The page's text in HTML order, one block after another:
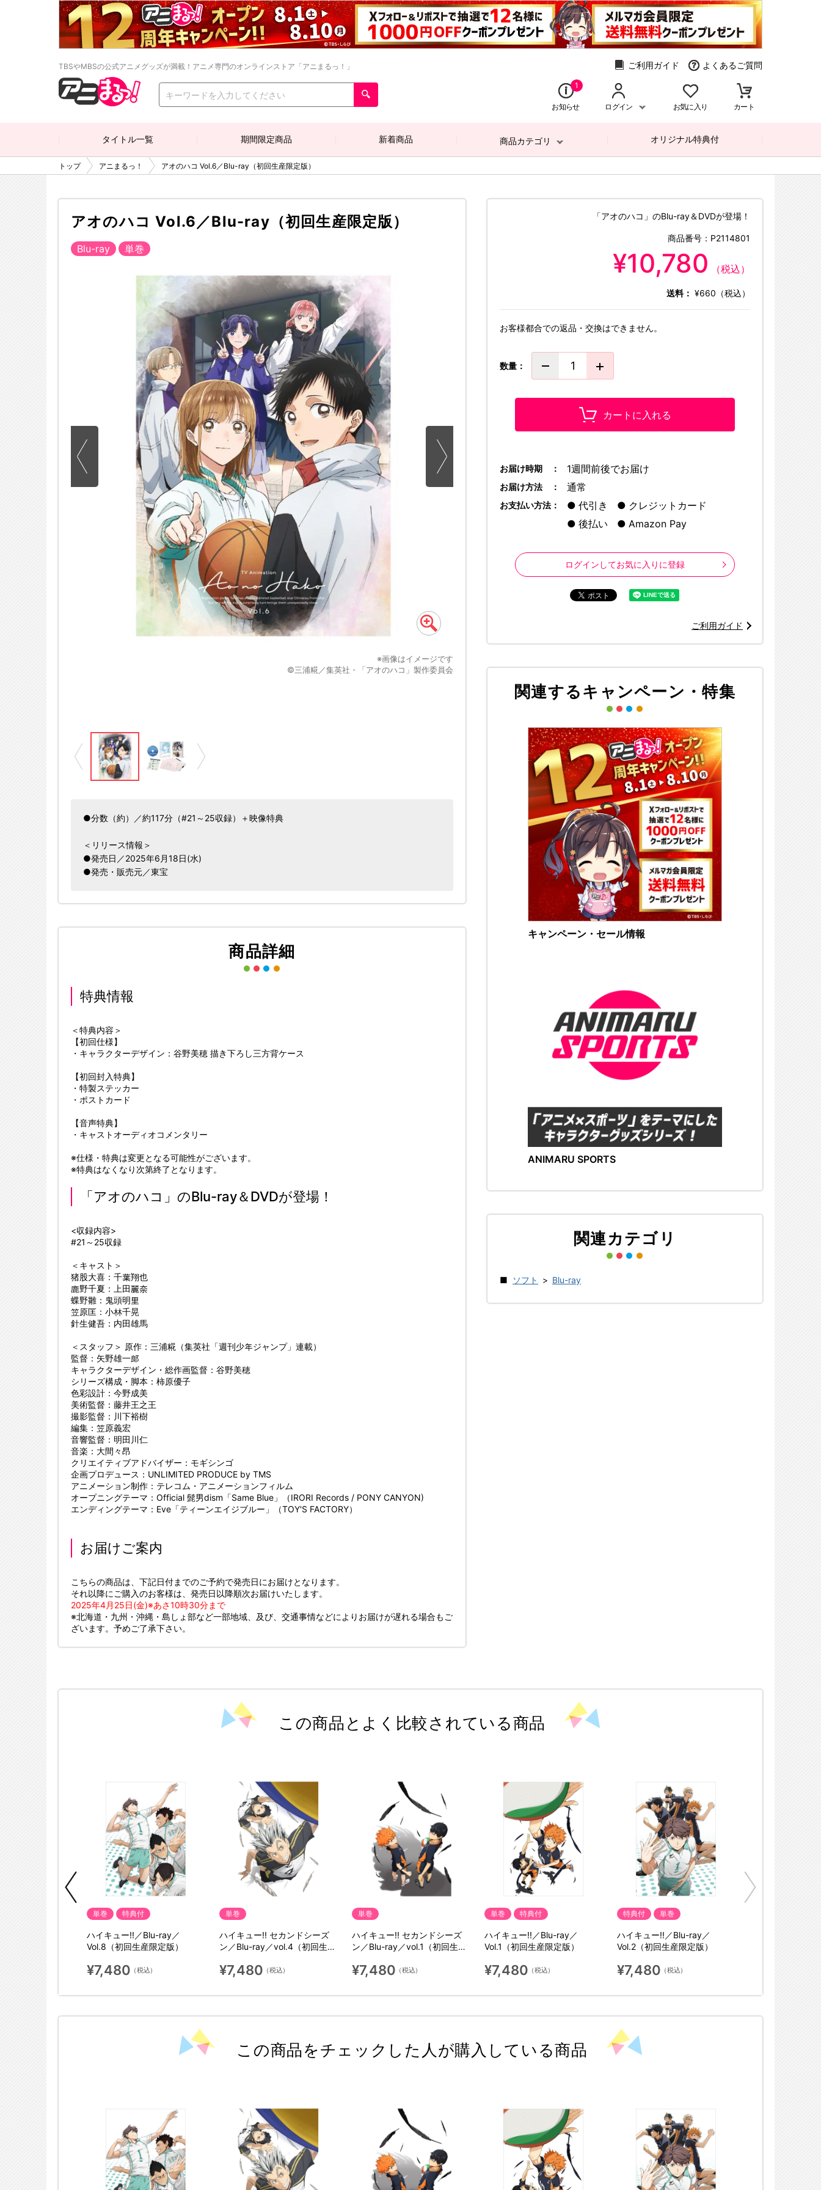
TBSやMBSの公式アニメグッズが満載！アニメ専門のオンラインストア「アニまるっ！」 ご利用ガイド よくあるご質問
1
お知らせ ログイン お気に入り カート
タイトル一覧 期間限定商品 新着商品 商品カテゴリ オリジナル特典付
トップ アニまるっ！ アオのハコ Vol.6／Blu-ray（初回生産限定版）
アオのハコ Vol.6／Blu-ray（初回生産限定版）
Blu-ray 単巻
※画像はイメージです
©三浦糀／集英社・「アオのハコ」製作委員会
©三浦糀／集英社・「アオのハコ」製作
●分数（約）／約117分（#21～25収録）＋映像特典
＜リリース情報＞
●発売日／2025年6月18日(水)
●発売・販売元／東宝
商品詳細
特典情報
＜特典内容＞
【初回仕様】
・キャラクターデザイン：谷野美穂 描き下ろし三方背ケース
【初回封入特典】
・特製ステッカー
・ポストカード
【音声特典】
・キャストオーディオコメンタリー
※仕様・特典は変更となる可能性がございます。
※特典はなくなり次第終了となります。
「アオのハコ」のBlu-ray＆DVDが登場！
<収録内容>
#21～25収録
＜キャスト＞
猪股大喜：千葉翔也
鹿野千夏：上田麗奈
蝶野雛：鬼頭明里
笠原匡：小林千晃
針生健吾：内田雄馬
＜スタッフ＞ 原作：三浦糀（集英社「週刊少年ジャンプ」連載）
監督：矢野雄一郎
キャラクターデザイン・総作画監督：谷野美穂
シリーズ構成・脚本：柿原優子
色彩設計：今野成美
美術監督：藤井王之王
撮影監督：川下裕樹
編集：笠原義宏
音響監督：明田川仁
音楽：大間々昂
クリエイティブアドバイザー：モギシンゴ
企画プロデュース：UNLIMITED PRODUCE by TMS
アニメーション制作：テレコム・アニメーションフィルム
オープニングテーマ：Official 髭男dism「Same Blue」（IRORI Records / PONY CANYON)
エンディングテーマ：Eve「ティーンエイジブルー」（TOY'S FACTORY）
お届けご案内
こちらの商品は、下記日付までのご予約で発売日にお届けとなります。
それ以降にご購入のお客様は、発売日以降順次お届けいたします。
2025年4月25日(金)※あさ10時30分まで
※北海道・九州・沖縄・島しょ部など一部地域、及び、交通事情などによりお届けが遅れる場合もご
ざいます。予めご了承下さい。
「アオのハコ」のBlu-ray＆DVDが登場！
商品番号： P2114801
¥10,780 （税込）
送料： ¥660（税込）
お客様都合での返品・交換はできません。
数量：
カートに入れる
お届け時期 ： 1週間前後でお届け
お届け方法 ： 通常
お支払い方法： 代引き
クレジットカード
後払い
Amazon Pay
ログインしてお気に入りに登録
ご利用ガイド
関連するキャンペーン・特集
キャンペーン・セール情報
ANIMARU SPORTS
関連カテゴリ
ソフト > Blu-ray
この商品とよく比較されている商品
単巻 特典付
ハイキュー!!／Blu-ray／
Vol.8（初回生産限定版）
¥7,480 （税込）
単巻
ハイキュー!! セカンドシーズ
ン／Blu-ray／vol.4（初回生産
¥7,480 （税込）
単巻
ハイキュー!! セカンドシーズ
ン／Blu-ray／vol.1（初回生産
¥7,480 （税込）
単巻 特典付
ハイキュー!!／Blu-ray／
Vol.1（初回生産限定版）
¥7,480 （税込）
特典付 単巻
ハイキュー!!／Blu-ray／
Vol.2（初回生産限定版）
¥7,480 （税込）
この商品をチェックした人が購入している商品